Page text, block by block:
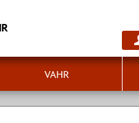
VAHR